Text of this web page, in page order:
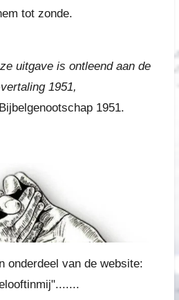
tot zonde.
uitgave is ontleend aan de
1951,
1951.
onderdeel van de website: